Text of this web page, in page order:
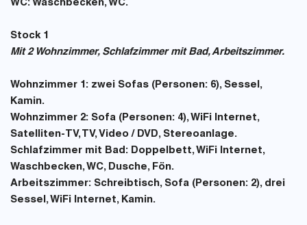
WC: Waschbecken, WC.
Stock 1
Mit 2 Wohnzimmer, Schlafzimmer mit Bad, Arbeitszimmer.
Wohnzimmer 1: zwei Sofas (Personen: 6), Sessel,
Kamin.
Wohnzimmer 2: Sofa (Personen: 4), WiFi Internet,
Satelliten-TV, TV, Video / DVD, Stereoanlage.
Schlafzimmer mit Bad: Doppelbett, WiFi Internet,
Waschbecken, WC, Dusche, Fön.
Arbeitszimmer: Schreibtisch, Sofa (Personen: 2), drei
Sessel, WiFi Internet, Kamin.